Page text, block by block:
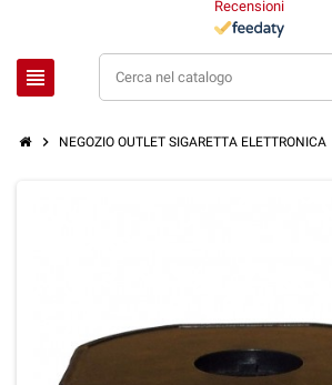
Recensioni
view_headline
chevron_right NEGOZIO OUTLET SIGARETTA ELETTRONICA